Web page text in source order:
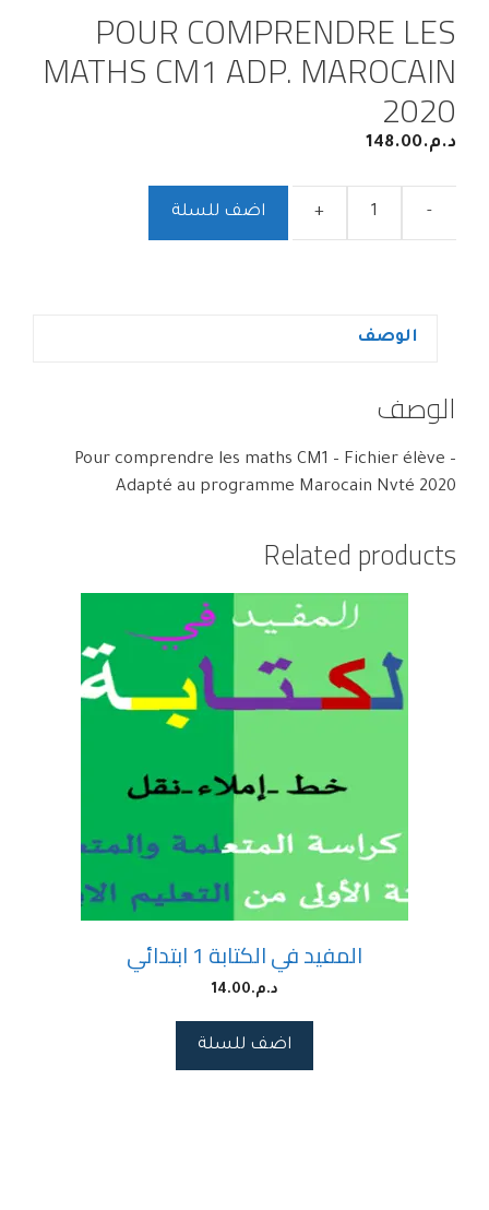
POUR COMPRENDRE LES
MATHS CM1 ADP. MAROCAIN
2020
د.م.148.00
-
+ اضف للسلة
الوصف
الوصف
Pour comprendre les maths CM1 – Fichier élève –
Adapté au programme Marocain Nvté 2020
Related products
المفيد في الكتابة 1 ابتدائي
د.م.14.00
اضف للسلة